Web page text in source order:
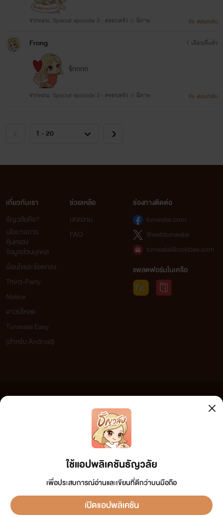
จากตอน: Special episode 3 : ครอบครัว // มีภาพ ตอบกลับ
Frong
รักกกก
จากตอน: Special episode 3 : ครอบครัว // มีภาพ
1 เดือนที่แล้ว
ตอบกลับ
“จะอยู่เหนือฉันก็คงทำได้แค่ตอนขึ้นคร่อมบนตัว”
แชทกับเฉิน ชวีไท่
ใช้แอปพลิเคชันธัญวลัย
เพื่อประสบการณ์อ่านและเขียนที่ดีกว่าบนมือถือ
เปิดแอปพลิเคชัน
เกี่ยวกับเรา
ธัญวลัยคือ?
นโยบายการ
คุ้มครอง
ข้อมูลส่วนบุคคล
เงื่อนไขและข้อตกลง
Third-Party
Notice
ดาวน์โหลด
Tunwalai Easy
(สำหรับ Android)
ช่วยเหลือ
บทความ
FAQ
ช่องทางติดต่อ
tunwalai.com
@webtunwalai
tunwalai@ookbee.com
แพลตฟอร์มในเครือ
เว็บไซต์แห่งนี้ไม่ได้เห็นด้วยและไม่ขอรับผิดชอบต่อข้อความใดๆ ทั้งสิ้น ดังนั้นผู้อ่านทุกท่านโปรดใช้
วิจารณญาณในการกลั่นกรองด้วยตนเอง และหากท่านพบข้อความใดๆ ที่ขัดต่อกฎหมายและศีลธรรม
เพื่อทีมงานจะได้ดำเนินการในทันที ทั้งนี้ ทางเว็บไซต์ขอสงวน
ลิขสิทธิ์ตามพระราชบัญญัติลิขสิทธิ์ (ฉบับเพิ่มเติม) พ.ศ.2558